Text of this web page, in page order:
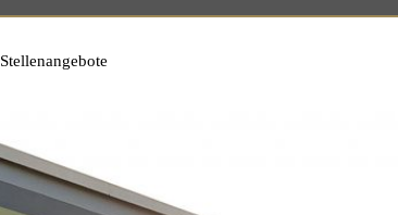
Stellenangebote